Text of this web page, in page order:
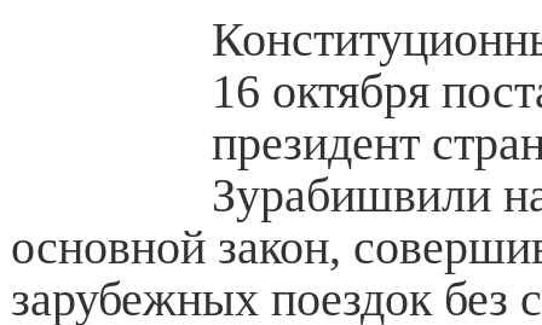
16 октября
президент
Зурабишвили
основной закон,
зарубежных поездок без